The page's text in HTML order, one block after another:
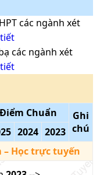
các ngành xét
các ngành xét
Điểm Chuẩn
Ghi
chú
2024 2023
– Học trực tuyến